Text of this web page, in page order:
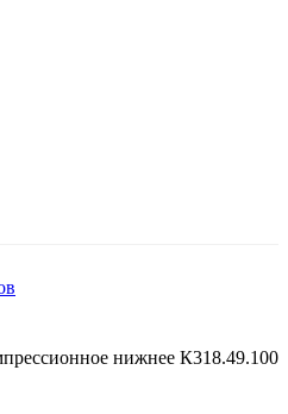
нижнее К318.49.100